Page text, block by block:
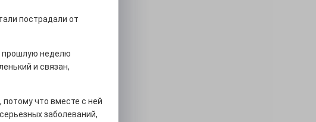
пострадали от
прошлую неделю
и связан,
что вместе с ней
заболеваний,